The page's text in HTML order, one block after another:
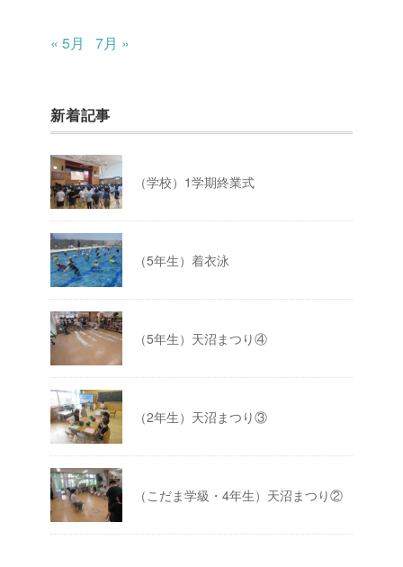
« 5月 7月 »
新着記事
（学校）1学期終業式
（5年生）着衣泳
（5年生）天沼まつり④
（2年生）天沼まつり③
（こだま学級・4年生）天沼まつり②